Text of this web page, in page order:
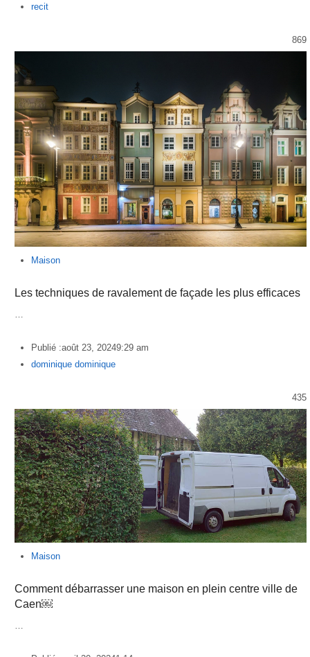
Author
recit
869
Maison
Les techniques de ravalement de façade les plus efficaces
…
Publié :août 23, 20249:29 am
Author
dominique dominique
435
Maison
Comment débarrasser une maison en plein centre ville de
Caen￼
…